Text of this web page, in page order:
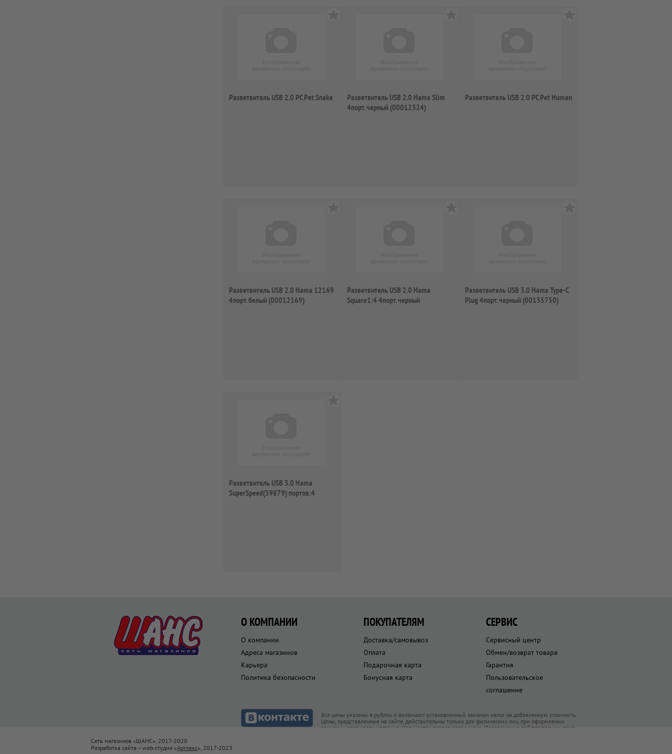
Разветвитель USB 2.0 PC Pet Snake
Разветвитель USB 2.0 Hama Slim
4порт. черный (00012324)
Разветвитель USB 2.0 PC Pet Human
Разветвитель USB 2.0 Hama 12169
4порт. белый (00012169)
Разветвитель USB 2.0 Hama
Square1:4 4порт. черный
Разветвитель USB 3.0 Hama Type-C
Plug 4порт. черный (00135750)
Разветвитель USB 3.0 Hama
SuperSpeed(39879) портов:4
О КОМПАНИИ
О компании
Адреса магазинов
Карьера
Политика безопасности
ПОКУПАТЕЛЯМ
Доставка/самовывоз
Оплата
Подарочная карта
Бонусная карта
СЕРВИС
Сервисный центр
Обмен/возврат товара
Гарантия
Пользовательское
соглашение
Все цены указаны в рублях и включают установленный законом налог на добавленную стоимость.
Цены, представленные на сайте, действительны только для физических лиц при оформлении
покупки через кассу магазина. Количество товара ограничено. Предложения действительны, пока
Сеть магазинов «ШАНС», 2017-2020
Разработка сайта – web-студия «Артлекс», 2017-2023